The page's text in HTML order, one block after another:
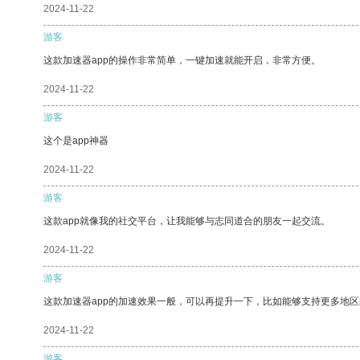
2024-11-22
游客
这款加速器app的操作非常简单，一键加速就能开启，非常方便。
2024-11-22
游客
这个是app神器
2024-11-22
游客
这款app就像我的社交平台，让我能够与志同道合的朋友一起交流。
2024-11-22
游客
这款加速器app的加速效果一般，可以再提升一下，比如能够支持更多地区
2024-11-22